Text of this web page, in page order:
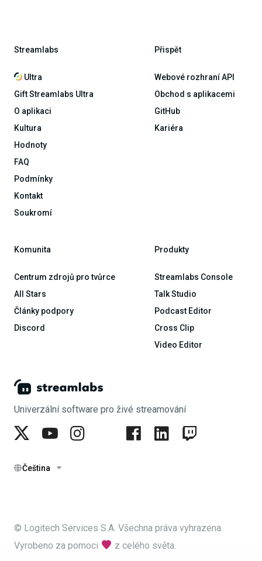
Univerzální software pro živé streamování
Čeština
Streamlabs
Ultra
Gift Streamlabs Ultra
O aplikaci
Kultura
Hodnoty
FAQ
Podmínky
Kontakt
Soukromí
Přispět
Webové rozhraní API
Obchod s aplikacemi
GitHub
Kariéra
Komunita
Centrum zdrojů pro tvůrce
All Stars
Články podpory
Discord
Produkty
Streamlabs Console
Talk Studio
Podcast Editor
Cross Clip
Video Editor
© Logitech Services S.A. Všechna práva vyhrazena.
Vyrobeno za pomoci
z celého světa.